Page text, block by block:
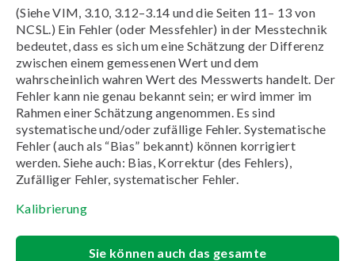
(Siehe VIM, 3.10, 3.12–3.14 und die Seiten 11– 13 von
NCSL.) Ein Fehler (oder Messfehler) in der Messtechnik
bedeutet, dass es sich um eine Schätzung der Differenz
zwischen einem gemessenen Wert und dem
wahrscheinlich wahren Wert des Messwerts handelt. Der
Fehler kann nie genau bekannt sein; er wird immer im
Rahmen einer Schätzung angenommen. Es sind
systematische und/oder zufällige Fehler. Systematische
Fehler (auch als “Bias” bekannt) können korrigiert
werden. Siehe auch: Bias, Korrektur (des Fehlers),
Zufälliger Fehler, systematischer Fehler.
Kalibrierung
Sie können auch das gesamte